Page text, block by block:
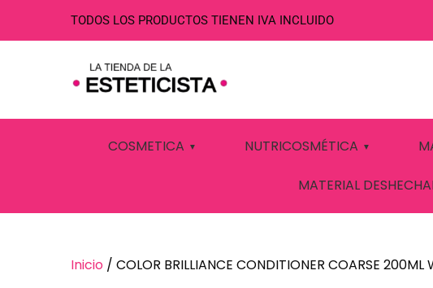
TODOS LOS PRODUCTOS TIENEN IVA INCLUIDO
COSMETICA NUTRICOSMÉTICA
MATERIAL
COLOR
200ML WELLA
Inicio / COLOR BRILLIANCE CONDITIONER COARSE 200ML